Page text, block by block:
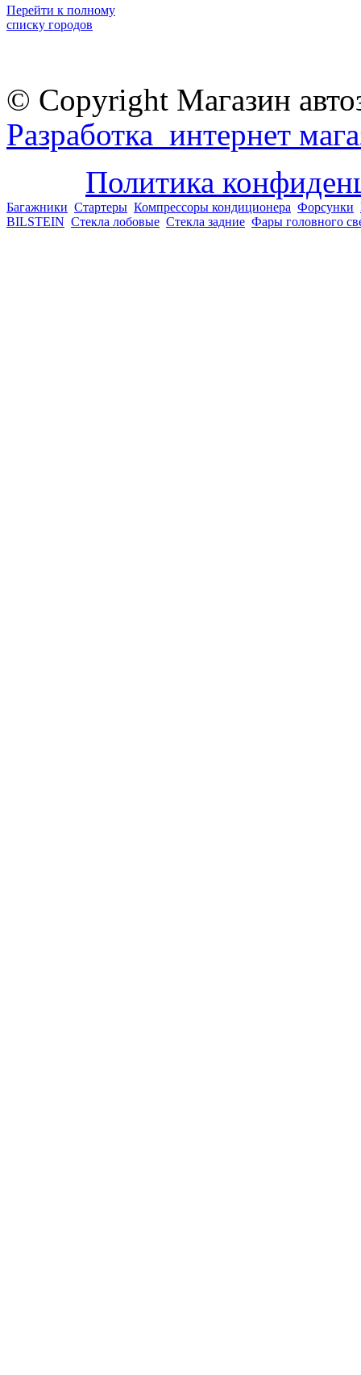
Перейти к полному
списку городов
© Copyright Магазин
Разработка интернет
Политика
Багажники Стартеры Компрессоры кондиционера Форсунки
BILSTEIN Стекла лобовые Стекла задние Фары головного